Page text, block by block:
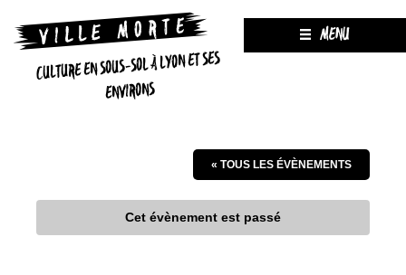
CULTURE EN SOUS-SOL À LYON ET SES
ENVIRONS
MENU
« TOUS LES ÉVÈNEMENTS
Cet évènement est passé